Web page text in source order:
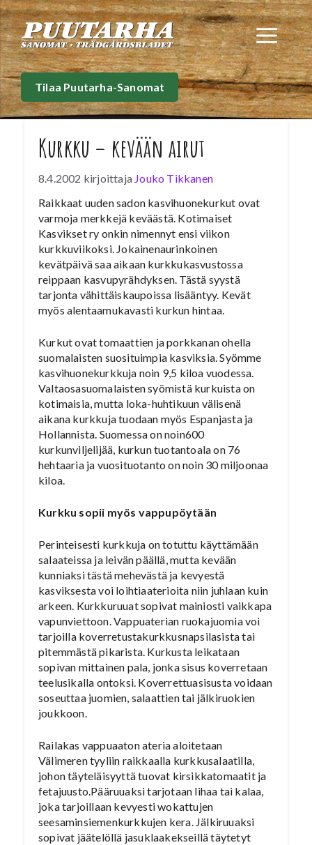
Siirry
sisältöön
Tilaa Puutarha-Sanomat
Kurkku – kevään airut
8.4.2002 kirjoittaja Jouko Tikkanen
Raikkaat uuden sadon kasvihuonekurkut ovat
varmoja merkkejä keväästä. Kotimaiset
Kasvikset ry onkin nimennyt ensi viikon
kurkkuviikoksi. Jokainenaurinkoinen
kevätpäivä saa aikaan kurkkukasvustossa
reippaan kasvupyrähdyksen. Tästä syystä
tarjonta vähittäiskaupoissa lisääntyy. Kevät
myös alentaamukavasti kurkun hintaa.
Kurkut ovat tomaattien ja porkkanan ohella
suomalaisten suosituimpia kasviksia. Syömme
kasvihuonekurkkuja noin 9,5 kiloa vuodessa.
Valtaosasuomalaisten syömistä kurkuista on
kotimaisia, mutta loka-huhtikuun välisenä
aikana kurkkuja tuodaan myös Espanjasta ja
Hollannista. Suomessa on noin600
kurkunviljelijää, kurkun tuotantoala on 76
hehtaaria ja vuosituotanto on noin 30 miljoonaa
kiloa.
Kurkku sopii myös vappupöytään
Perinteisesti kurkkuja on totuttu käyttämään
salaateissa ja leivän päällä, mutta kevään
kunniaksi tästä mehevästä ja kevyestä
kasviksesta voi loihtiaaterioita niin juhlaan kuin
arkeen. Kurkkuruuat sopivat mainiosti vaikkapa
vapunviettoon. Vappuaterian ruokajuomia voi
tarjoilla koverretustakurkkusnapsilasista tai
pitemmästä pikarista. Kurkusta leikataan
sopivan mittainen pala, jonka sisus koverretaan
teelusikalla ontoksi. Koverrettuasisusta voidaan
soseuttaa juomien, salaattien tai jälkiruokien
joukkoon.
Railakas vappuaaton ateria aloitetaan
Välimeren tyyliin raikkaalla kurkkusalaatilla,
johon täyteläisyyttä tuovat kirsikkatomaatit ja
fetajuusto.Pääruuaksi tarjotaan lihaa tai kalaa,
joka tarjoillaan kevyesti wokattujen
seesaminsiemenkurkkujen kera. Jälkiruuaksi
sopivat jäätelöllä jasuklaakekseillä täytetyt